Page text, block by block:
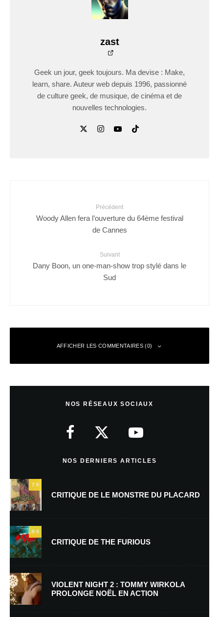
zast
Geek un jour, geek toujours. Ma devise : Make,
learn, share. Auteur web depuis 1996, passionné
de culture geek, de musique, de cinéma et de
nouvelles technologies.
Précédent
Woody Allen fera l’ouverture du 64ème festival
de Cannes
Suivant
Dany Boon, un one-man-show trop stylé dans le
Sud
AFFICHER LES COMMENTAIRES (0)
Nom*
E-mail *
NOS RÉSEAUX SOCIAUX
NOS DERNIERS ARTICLES
7.5
CRITIQUE DE LE MONSTRE DU PLACARD
9.5
CRITIQUE DE THE FURIOUS
VIOLENT NIGHT 2 : TOMMY WIRKOLA
PROLONGE NOËL EN ACTION